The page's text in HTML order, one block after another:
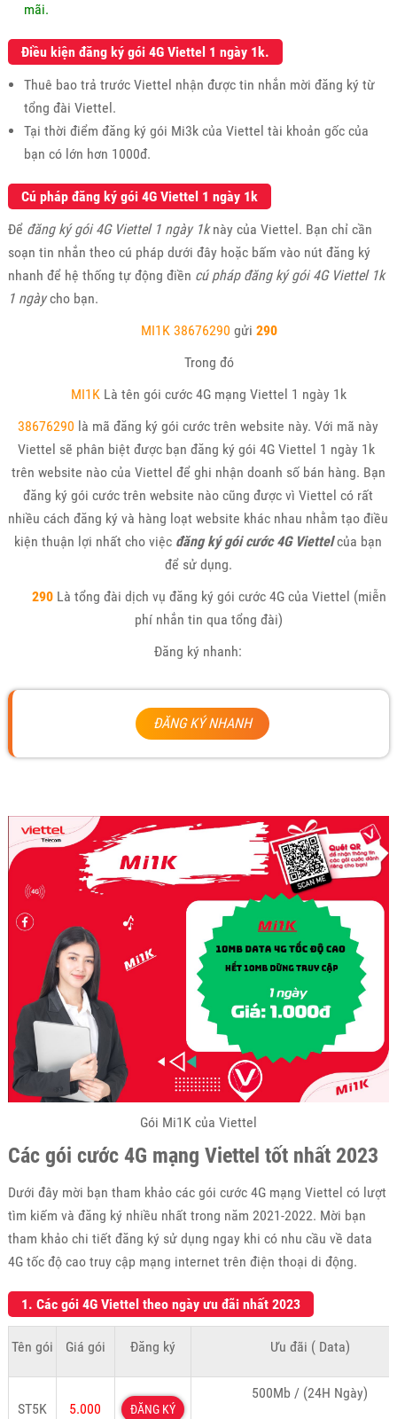
mãi.
Điều kiện đăng ký gói 4G Viettel 1 ngày 1k.
Thuê bao trả trước Viettel nhận được tin nhắn mời đăng ký từ
tổng đài Viettel.
Tại thời điểm đăng ký gói Mi3k của Viettel tài khoản gốc của
bạn có lớn hơn 1000đ.
Cú pháp đăng ký gói 4G Viettel 1 ngày 1k
Để đăng ký gói 4G Viettel 1 ngày 1knày của Viettel. Bạn chỉ cần
soạn tin nhắn theo cú pháp dưới đây hoặc bấm vào nút đăng ký
nhanh để hệ thống tự động điền cú pháp đăng ký gói 4G Viettel 1k
1 ngàycho bạn.
MI1K 38676290 gửi 290
Trong đó
MI1K Là tên gói cước 4G mạng Viettel 1 ngày 1k
38676290 là mã đăng ký gói cước trên website này. Với mã này
Viettel sẽ phân biệt được bạn đăng ký gói 4G Viettel 1 ngày 1k
trên website nào của Viettel để ghi nhận doanh số bán hàng. Bạn
đăng ký gói cước trên website nào cũng được vì Viettel có rất
nhiều cách đăng ký và hàng loạt website khác nhau nhằm tạo điều
kiện thuận lợi nhất cho việc đăng ký gói cước 4G Viettelcủa bạn
để sử dụng.
290Là tổng đài dịch vụ đăng ký gói cước 4G của Viettel (miễn
phí nhắn tin qua tổng đài)
Đăng ký nhanh:
ĐĂNG KÝ NHANH
Gói Mi1K của Viettel
Các gói cước 4G mạng Viettel tốt nhất 2023
Dưới đây mời bạn tham khảo các gói cước 4G mạng Viettel có lượt
tìm kiếm và đăng ký nhiều nhất trong năm 2021-2022. Mời bạn
tham khảo chi tiết đăng ký sử dụng ngay khi có nhu cầu về data
4G tốc độ cao truy cập mạng internet trên điện thoại di động.
1. Các gói 4G Viettel theo ngày ưu đãi nhất 2023
Tên gói Giá gói Đăng ký Ưu đãi ( Data)
ST5K 5.000 ĐĂNG KÝ
500Mb / (24H Ngày)